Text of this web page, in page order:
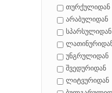
თურქულიდან
არაბულიდან
სპარსულიდან
უნგრულიდან
შვედურიდან
ლიტვურიდან